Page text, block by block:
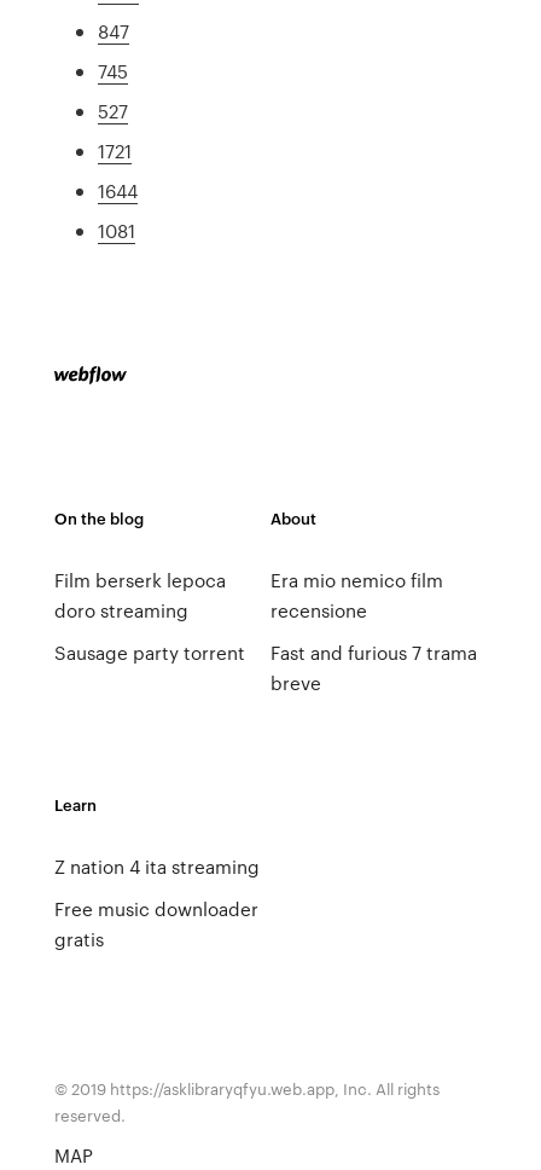
847
745
527
1721
1644
1081
On the blog
Film berserk lepoca
doro streaming
Sausage party torrent
About
Era mio nemico film
recensione
Fast and furious 7 trama
breve
Learn
Z nation 4 ita streaming
Free music downloader
gratis
© 2019 https://asklibraryqfyu.web.app, Inc. All rights
reserved.
MAP